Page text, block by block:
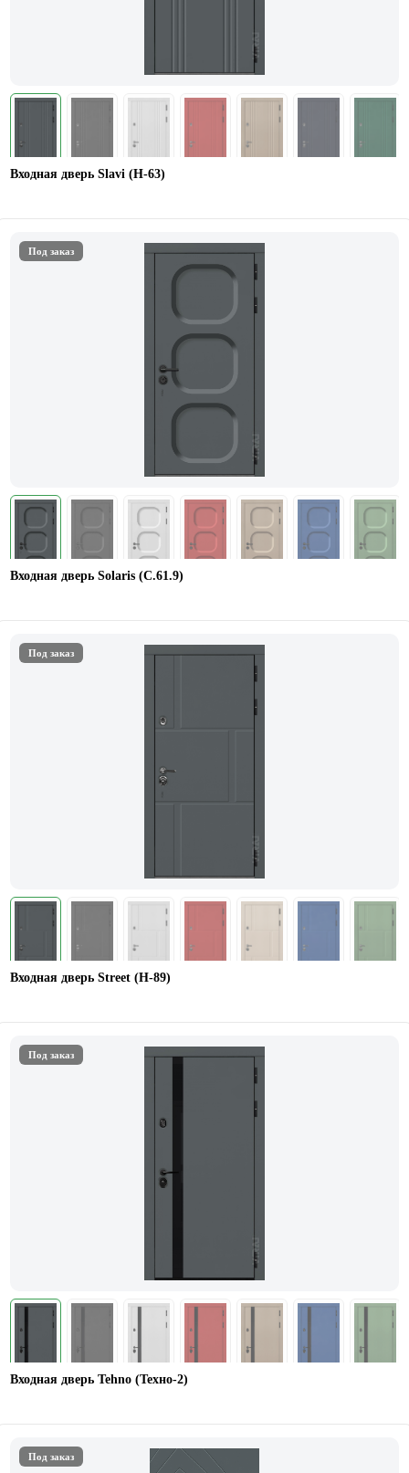
Входная дверь Slavi (Н-63)
Под заказ
Входная дверь Solaris (С.61.9)
Под заказ
Входная дверь Street (Н-89)
Под заказ
Входная дверь Tehno (Техно-2)
Под заказ